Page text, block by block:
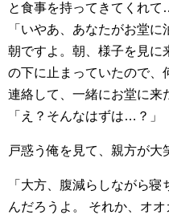
と食事を持ってきてくれて
「いやあ、あなたがお堂
朝ですよ。朝、様子を見に
の下に止まっていたので、
連絡して、一緒にお堂に来
「え？そんなはずは…？」
戸惑う俺を見て、親方が大
「大方、腹減らしながら
んだろうよ。 それか、オ